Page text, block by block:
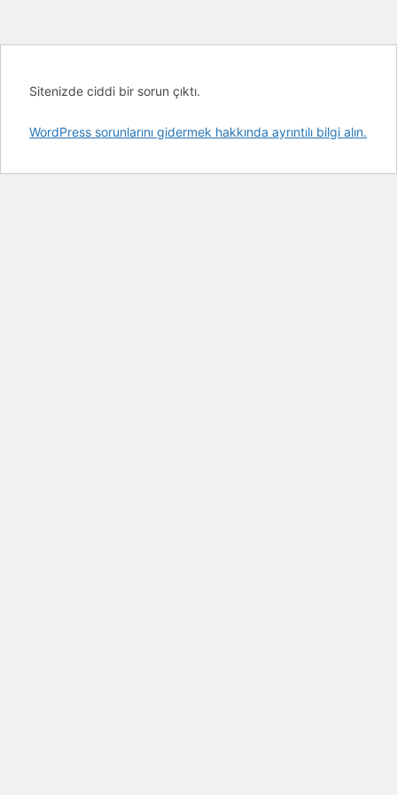
Sitenizde ciddi bir sorun çıktı.
WordPress sorunlarını gidermek hakkında ayrıntılı bilgi alın.